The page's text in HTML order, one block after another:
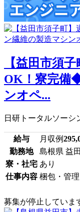
【益田市須
OK！寮完備
ンオペ...
日研トータルソーシ
給与 月収例
勤務地
島根県 益
寮・社宅 あり
仕事内容 梱包・管
募集が停止していま